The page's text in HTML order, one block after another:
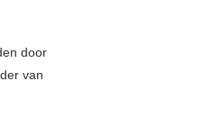
door
van